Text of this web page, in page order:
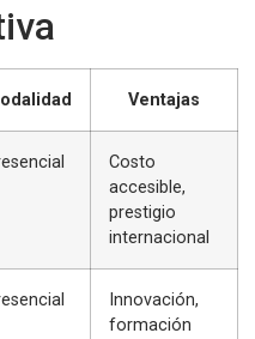
Ventajas
Costo
accesible,
prestigio
internacional
Innovación,
formación